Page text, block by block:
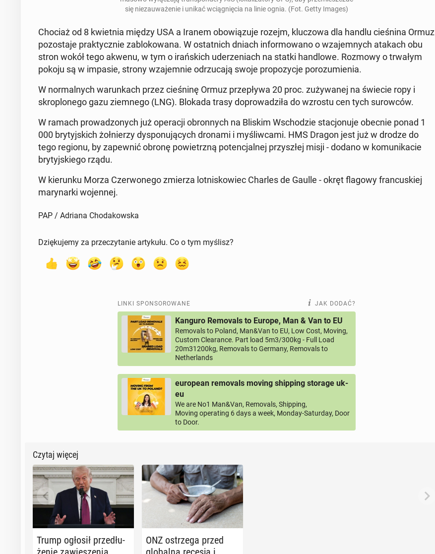
się nie­zau­wa­że­nie i unikać wcią­gnię­cia na linie ognia. (Fot. Getty Images)
Chociaż od 8 kwiet­nia między USA a Iranem obo­wią­zu­je rozejm, klu­czo­wa dla handlu cie­śni­na Ormuz
po­zo­sta­je prak­tycz­nie za­blo­ko­wa­na. W ostat­nich dniach in­for­mo­wa­no o wza­jem­nych atakach obu
stron wokół tego akwenu, w tym o irań­skich ude­rze­niach na statki han­dlo­we. Rozmowy o trwałym
pokoju są w impasie, strony wza­jem­nie od­rzu­ca­ją swoje pro­po­zy­cje po­ro­zu­mie­nia.
W nor­mal­nych wa­run­kach przez cie­śni­nę Ormuz prze­pły­wa 20 proc. zu­ży­wa­nej na świecie ropy i
skro­plo­ne­go gazu ziem­ne­go (LNG). Blokada trasy do­pro­wa­dzi­ła do wzrostu cen tych su­row­ców.
W ramach pro­wa­dzo­nych już ope­ra­cji obron­nych na Bliskim Wscho­dzie sta­cjo­nu­je obecnie ponad 1
000 bry­tyj­skich żoł­nie­rzy dys­po­nu­ją­cych dronami i my­śliw­ca­mi. HMS Dragon jest już w drodze do
tego regionu, by za­pew­nić obronę po­wietrz­ną po­ten­cjal­nej przy­szłej misji - dodano w ko­mu­ni­ka­cie
bry­tyj­skie­go rządu.
W kie­run­ku Morza Czer­wo­ne­go zmierza lot­ni­sko­wiec Charles de Gaulle - okręt flagowy fran­cu­skiej
ma­ry­nar­ki wo­jen­nej.
PAP / Adriana Chodakowska
Dziękujemy za przeczytanie artykułu. Co o tym myślisz?
LINKI SPONSOROWANE JAK DODAĆ?
Kanguro Removals to Europe, Man & Van to EU
Removals to Poland, Man&Van to EU, Low Cost, Moving,
Custom Clearance. Part load 5m3/300kg - Full Load
20m31200kg, Removals to Germany, Removals to
Netherlands
european removals moving shipping storage uk-
eu
We are No1 Man&Van, Removals, Shipping,
Moving operating 6 days a week, Monday-Saturday, Door
to Door.
Czytaj więcej
Trump ogłosił prze­dłu­
ONZ ostrze­ga przed